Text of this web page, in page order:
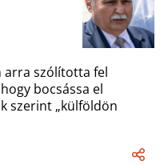
arra szólította fel
bocsássa el
szerint „külföldön